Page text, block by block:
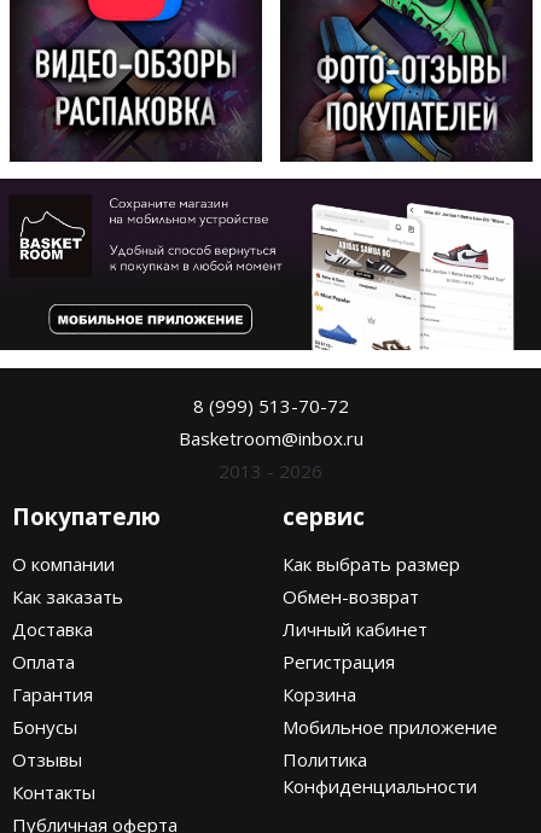
8 (999) 513-70-72
Basketroom@inbox.ru
2013 - 2026
Покупателю
О компании
Как заказать
Доставка
Оплата
Гарантия
Бонусы
Отзывы
Контакты
Публичная оферта
сервис
Как выбрать размер
Обмен-возврат
Личный кабинет
Регистрация
Корзина
Мобильное приложение
Политика
Конфиденциальности